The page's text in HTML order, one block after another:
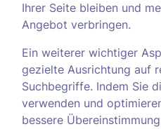
Ihrer Seite bleiben und
Angebot verbringen.
Ein weiterer wichtiger
gezielte Ausrichtung auf
Suchbegriffe. Indem Sie
verwenden und
bessere